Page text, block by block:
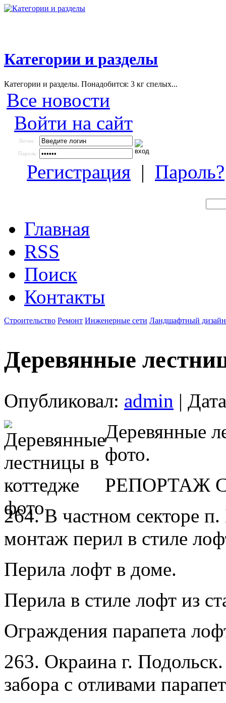
Категории и разделы
Категории и разделы. Понадобится: 3 кг спелых...
Все новости
Войти на сайт
Логин:
Пароль:
Регистрация | Пароль?
Главная
RSS
Поиск
Контакты
Строительство Ремонт Инженерные сети Ландшафтный дизайн
Деревянные
Опубликовал: admin |
Деревянные
фото.
РЕПОРТАЖ
264. В частном секторе
монтаж перил в стиле
Перила лофт в доме.
Перила в стиле лофт из
Ограждения парапета
263. Окраина г. Подольск.
забора с отливами